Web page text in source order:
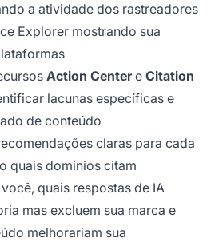
a atividade dos rastreadores
Explorer mostrando sua
Action Centere Citation
lacunas específicas e
de conteúdo
claras para cada
quais domínios citam
quais respostas de IA
mas excluem sua marca e
melhorariam sua